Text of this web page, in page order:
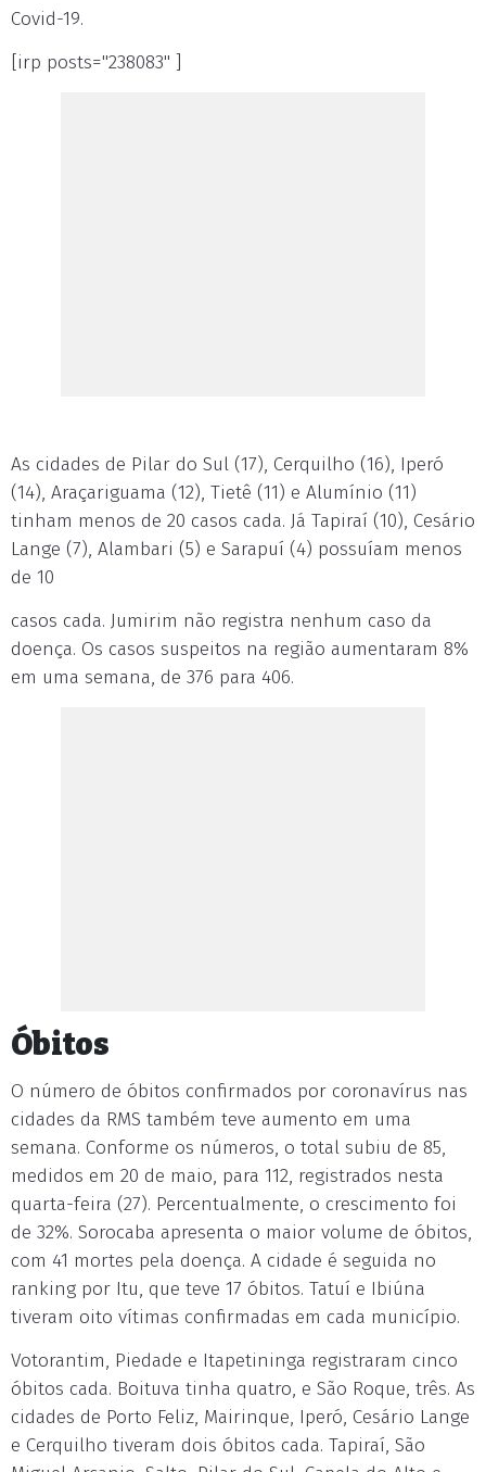
Covid-19.
[irp posts="238083" ]
As cidades de Pilar do Sul (17), Cerquilho (16), Iperó
(14), Araçariguama (12), Tietê (11) e Alumínio (11)
tinham menos de 20 casos cada. Já Tapiraí (10), Cesário
Lange (7), Alambari (5) e Sarapuí (4) possuíam menos
de 10
casos cada. Jumirim não registra nenhum caso da
doença. Os casos suspeitos na região aumentaram 8%
em uma semana, de 376 para 406.
Óbitos
O número de óbitos confirmados por coronavírus nas
cidades da RMS também teve aumento em uma
semana. Conforme os números, o total subiu de 85,
medidos em 20 de maio, para 112, registrados nesta
quarta-feira (27). Percentualmente, o crescimento foi
de 32%. Sorocaba apresenta o maior volume de óbitos,
com 41 mortes pela doença. A cidade é seguida no
ranking por Itu, que teve 17 óbitos. Tatuí e Ibiúna
tiveram oito vítimas confirmadas em cada município.
Votorantim, Piedade e Itapetininga registraram cinco
óbitos cada. Boituva tinha quatro, e São Roque, três. As
cidades de Porto Feliz, Mairinque, Iperó, Cesário Lange
e Cerquilho tiveram dois óbitos cada. Tapiraí, São